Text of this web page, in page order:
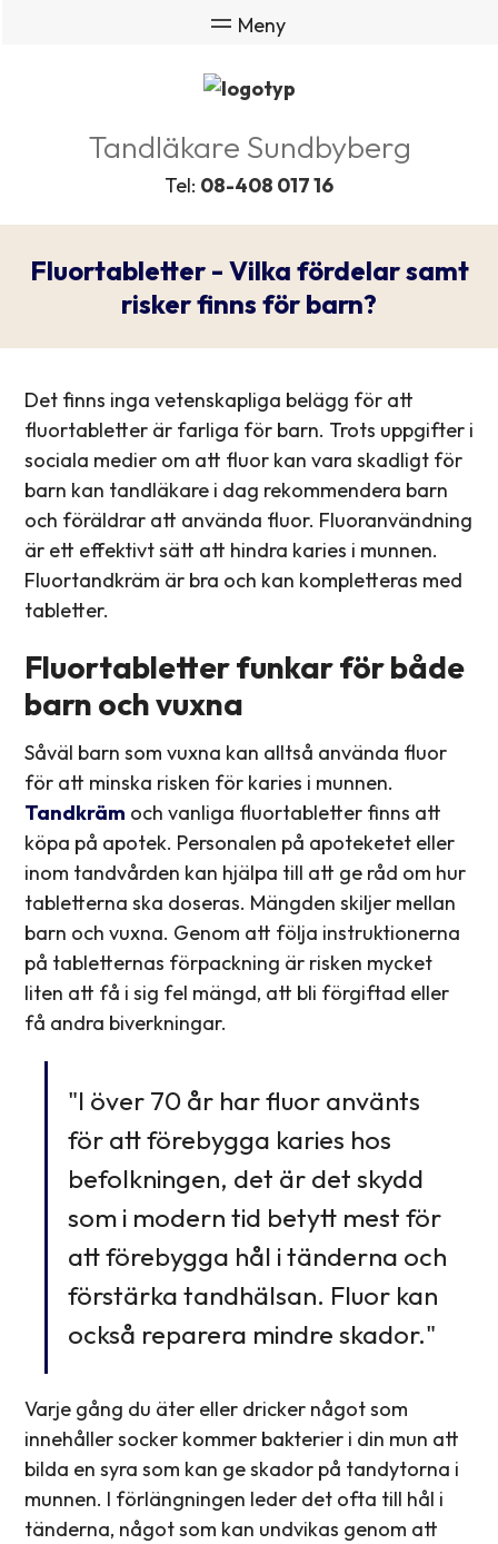
Tandläkare Sundbyberg
Tel: 08-408 017 16
Fluortabletter - Vilka fördelar samt
risker finns för barn?
Det finns inga vetenskapliga belägg för att
fluortabletter är farliga för barn. Trots uppgifter i
sociala medier om att fluor kan vara skadligt för
barn kan tandläkare i dag rekommendera barn
och föräldrar att använda fluor. Fluoranvändning
är ett effektivt sätt att hindra karies i munnen.
Fluortandkräm är bra och kan kompletteras med
tabletter.
Fluortabletter funkar för både
barn och vuxna
Såväl barn som vuxna kan alltså använda fluor
för att minska risken för karies i munnen.
Tandkräm och vanliga fluortabletter finns att
köpa på apotek. Personalen på apoteketet eller
inom tandvården kan hjälpa till att ge råd om hur
tabletterna ska doseras. Mängden skiljer mellan
barn och vuxna. Genom att följa instruktionerna
på tabletternas förpackning är risken mycket
liten att få i sig fel mängd, att bli förgiftad eller
få andra biverkningar.
"I över 70 år har fluor använts
för att förebygga karies hos
befolkningen, det är det skydd
som i modern tid betytt mest för
att förebygga hål i tänderna och
förstärka tandhälsan. Fluor kan
också reparera mindre skador."
Varje gång du äter eller dricker något som
innehåller socker kommer bakterier i din mun att
bilda en syra som kan ge skador på tandytorna i
munnen. I förlängningen leder det ofta till hål i
tänderna, något som kan undvikas genom att